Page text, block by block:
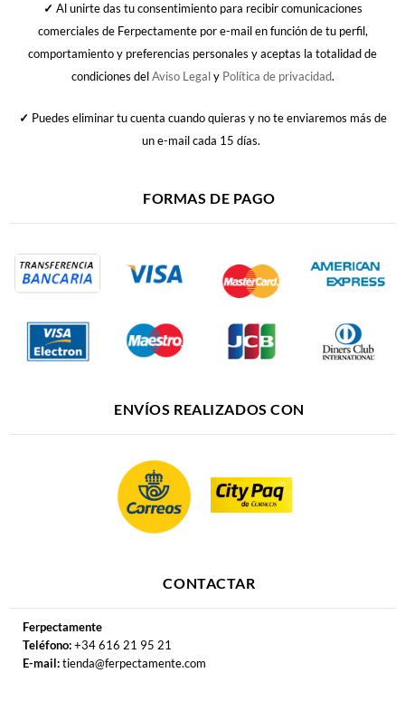
✓ Al unirte das tu consentimiento para recibir comunicaciones
comerciales de Ferpectamente por e-mail en función de tu perfil,
comportamiento y preferencias personales y aceptas la totalidad de
condiciones delAviso Legaly Política de privacidad.
✓ Puedes eliminar tu cuenta cuando quieras y no te enviaremos más de
un e-mail cada 15 días.
FORMAS DE PAGO
ENVÍOS REALIZADOS CON
CONTACTAR
Ferpectamente
Teléfono:+34 616 21 95 21
E-mail:tienda@ferpectamente.com